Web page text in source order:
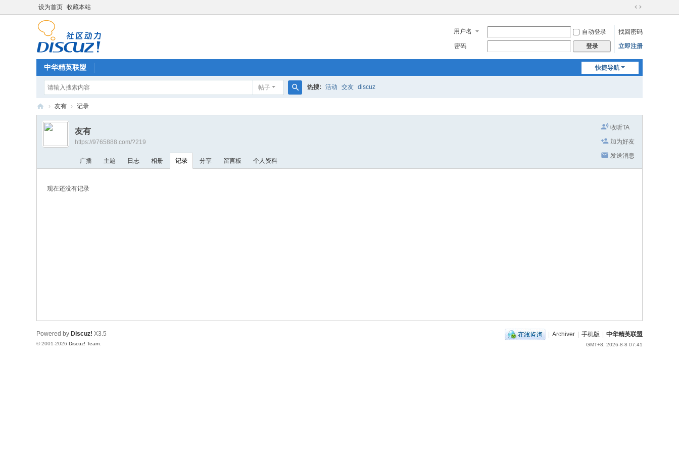
设为首页 收藏本站
切
到
宽
用户名 自动登录
找回密码
密码
登录 立即注册
快捷导航
中华精英联盟
帖子
索
热搜: 活动 交友 discuz
中
精
› 友有 › 记录
收听TA
加为好友
发送消息
友有
https://9765888.com/?219
广播 主题 日志 相册 记录 分享 留言板 个人资料
现在还没有记录
| Archiver | 手机版 | 中华精英联盟
GMT+8, 2026-8-8 07:41
Powered by Discuz! X3.5
© 2001-2026 Discuz! Team